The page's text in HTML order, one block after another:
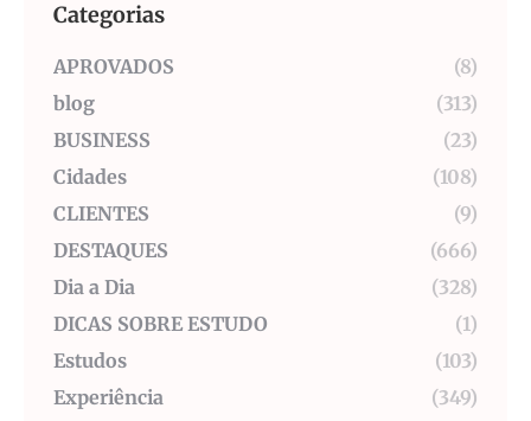
Categorias
APROVADOS
(8)
blog
(313)
BUSINESS
(23)
Cidades
(108)
CLIENTES
(9)
DESTAQUES
(666)
Dia a Dia
(328)
DICAS SOBRE ESTUDO
(1)
Estudos
(103)
Experiência
(349)